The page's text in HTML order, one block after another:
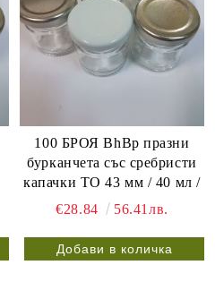
100 БРОЯ BhBp празни
бурканчета със сребристи
капачки ТО 43 мм / 40 мл /
€28.84
56.41лв.